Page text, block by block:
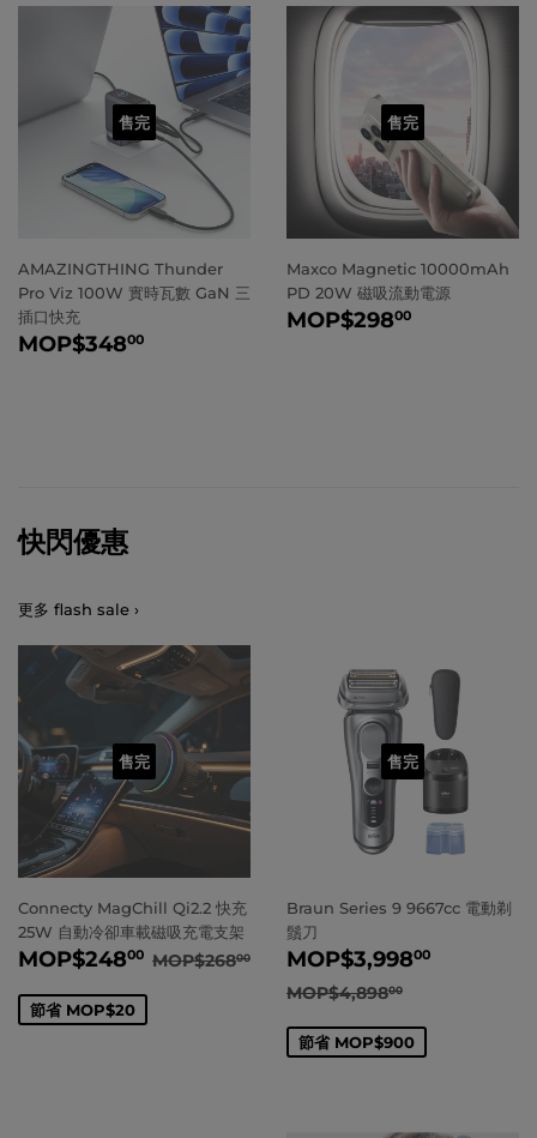
售完
AMAZINGTHING Thunder
Pro Viz 100W 實時瓦數 GaN 三
插口快充
正
MOP$34800
售完
Maxco Magnetic 10000mAh
PD 20W 磁吸流動電源
正
MOP$29800
快閃優惠
更多 flash sale ›
售完
Connecty MagChill Qi2.2 快充
25W 自動冷卻車載磁吸充電支架
賣
MOP$24800 MOP$248.00
正常價格
MOP$26800 MOP$268.00
節省 MOP$20
售完
Braun Series 9 9667cc 電動剃
鬚刀
賣
價
MOP$3,99800
正常價格
MOP$4,89800
節省 MOP$900